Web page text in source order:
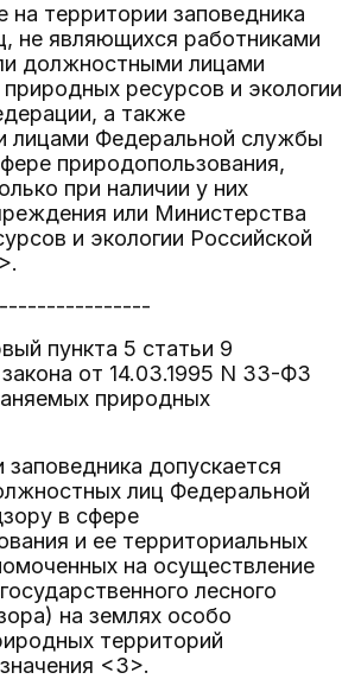
на территории заповедника
не являющихся работниками
должностными лицами
ресурсов и экологии
а также
лицами Федеральной службы
природопользования,
при наличии у них
или Министерства
и экологии Российской
пункта 5 статьи 9
от 14.03.1995 N 33-ФЗ
природных
допускается
лиц Федеральной
в сфере
и ее территориальных
на осуществление
лесного
на землях особо
территорий
<3>.